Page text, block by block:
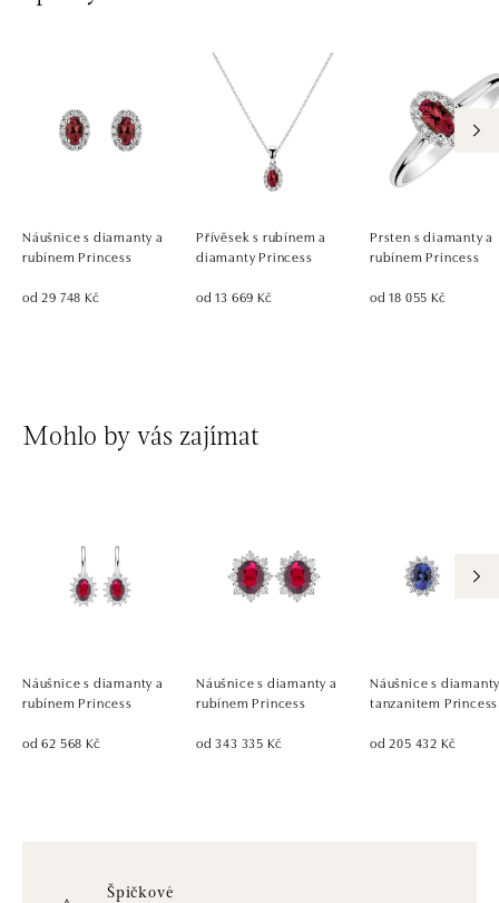
Náušnice s diamanty a
rubínem Princess
od 29 748 Kč
Přívěsek s rubínem a
diamanty Princess
od 13 669 Kč
Prsten s diamanty a
rubínem Princess
od 18 055 Kč
Mohlo by vás zajímat
Náušnice s diamanty a
rubínem Princess
od 62 568 Kč
Náušnice s diamanty a
rubínem Princess
od 343 335 Kč
Náušnice s
tanzanitem Princess
od 205 432 Kč
Špičkové